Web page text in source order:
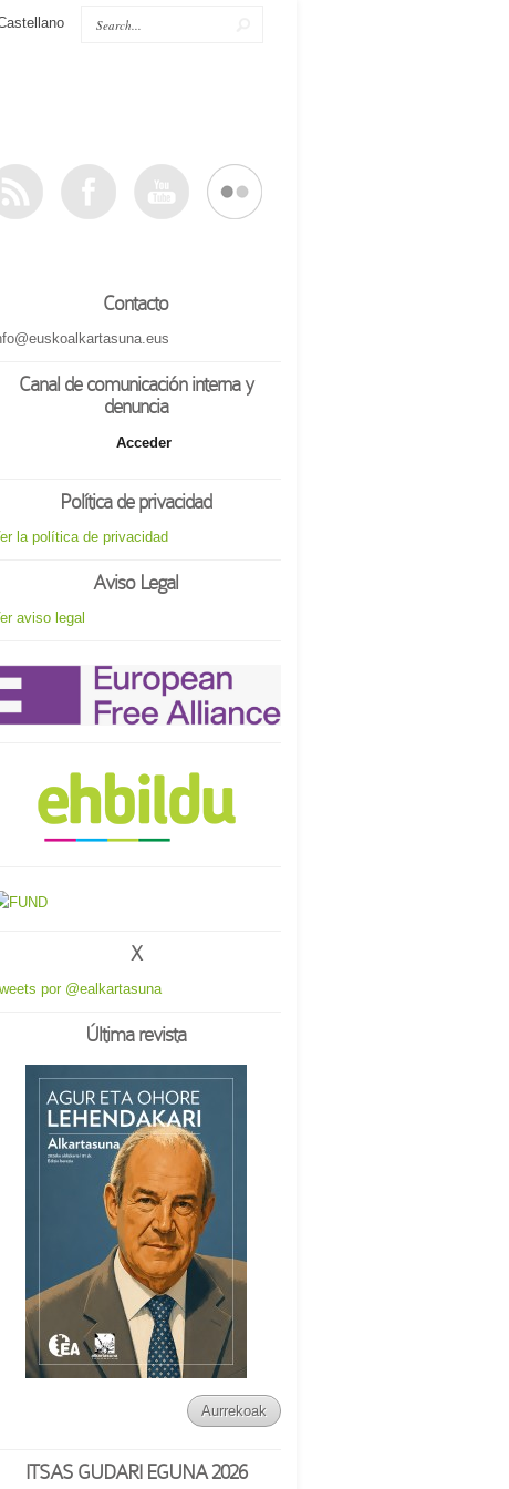
Contacto
Canal de comunicación interna y
denuncia
Acceder
Política de privacidad
la política de privacidad
Aviso Legal
aviso legal
X
por @ealkartasuna
Última revista
Aurrekoak
ITSAS GUDARI EGUNA 2026